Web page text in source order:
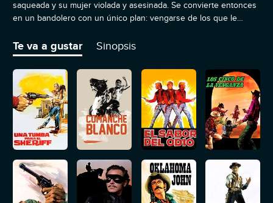
saqueada y su mujer violada y asesinada. Se convierte entonces
en un bandolero con un único plan: vengarse de los que le
Te va a gustar Sinopsis